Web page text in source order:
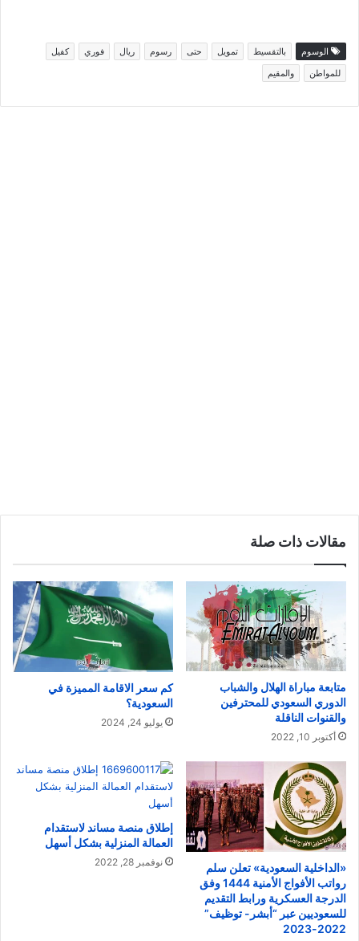
الوسوم بالتقسيط تمويل حتى رسوم ريال فوري
كفيل
للمواطن
والمقيم
مقالات ذات صلة
متابعة مباراة الهلال والشباب
الدوري السعودي للمحترفين
والقنوات الناقلة
أكتوبر 10, 2022
كم سعر الاقامة المميزة في
السعودية؟
يوليو 24, 2024
«الداخلية السعودية» تعلن سلم
رواتب الأفواج الأمنية 1444 وفق
الدرجة العسكرية ورابط التقديم
للسعوديين عبر “أبشر- توظيف”
2022-2023
إطلاق منصة مساند لاستقدام
العمالة المنزلية بشكل أسهل
نوفمبر 28, 2022